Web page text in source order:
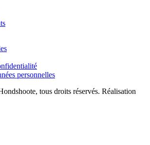
personnelles
tous droits réservés. Réalisation